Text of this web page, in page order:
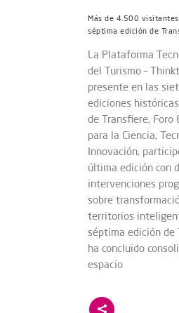
Más de 4.500
séptima edición de
La Plataforma
del Turismo –
presente en las
ediciones históricas
de Transfiere, Foro
para la Ciencia,
Innovación,
última edición con
intervenciones
sobre
territorios
séptima edición de
ha concluido
espacio